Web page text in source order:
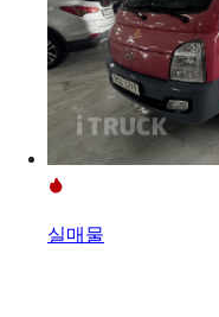
실매물